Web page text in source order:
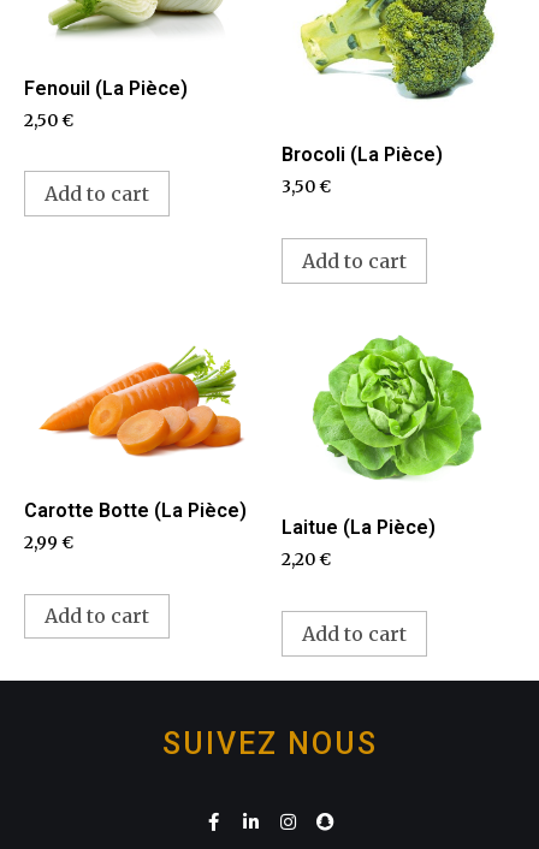
Fenouil (La Pièce)
2,50€
Add to cart
Brocoli (La Pièce)
3,50€
Add to cart
Carotte Botte (La Pièce)
2,99 €
Add to cart
Laitue (La Pièce)
2,20€
Add to cart
SUIVEZ NOUS